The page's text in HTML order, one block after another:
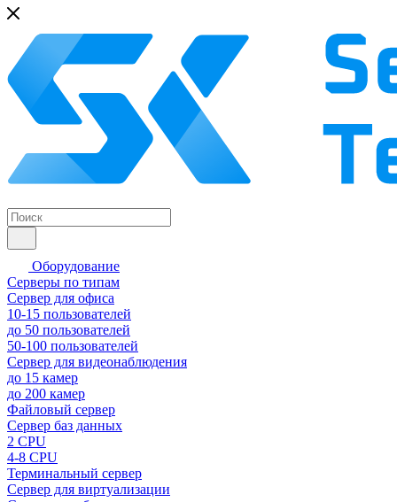
Оборудование
Серверы по типам
Сервер для офиса
10-15 пользователей
до 50 пользователей
50-100 пользователей
Сервер для видеонаблюдения
до 15 камер
до 200 камер
Файловый сервер
Сервер баз данных
2 CPU
4-8 CPU
Терминальный сервер
Сервер для виртуализации